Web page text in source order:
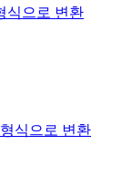
식으로 변환
식으로 변환